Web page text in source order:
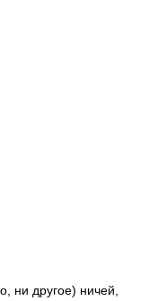
ни другое) ничей,